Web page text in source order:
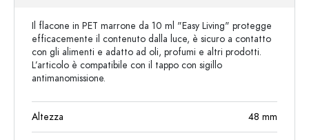
Il flacone in PET marrone da 10 ml "Easy Living" protegge
efficacemente il contenuto dalla luce, è sicuro a contatto
con gli alimenti e adatto ad oli, profumi e altri prodotti.
L’articolo è compatibile con il tappo con sigillo
antimanomissione.
Altezza 48 mm